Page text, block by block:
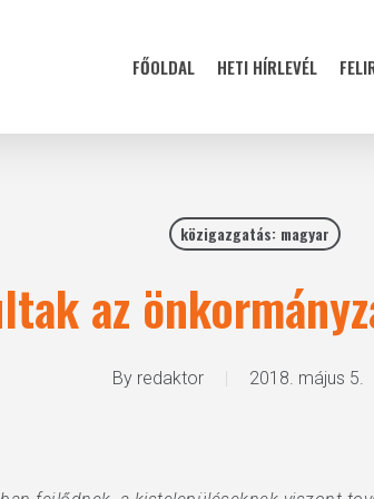
FŐOLDAL HETI HÍRLEVÉL
közigazgatás: magyar
az
By redaktor 2018. május 5.